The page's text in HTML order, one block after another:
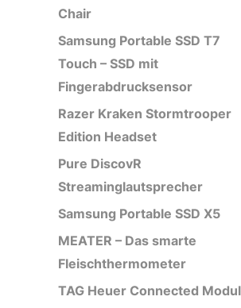
Chair
Samsung Portable SSD T7
Touch – SSD mit
Fingerabdrucksensor
Razer Kraken Stormtrooper
Edition Headset
Pure DiscovR
Streaminglautsprecher
Samsung Portable SSD X5
MEATER – Das smarte
Fleischthermometer
TAG Heuer Connected